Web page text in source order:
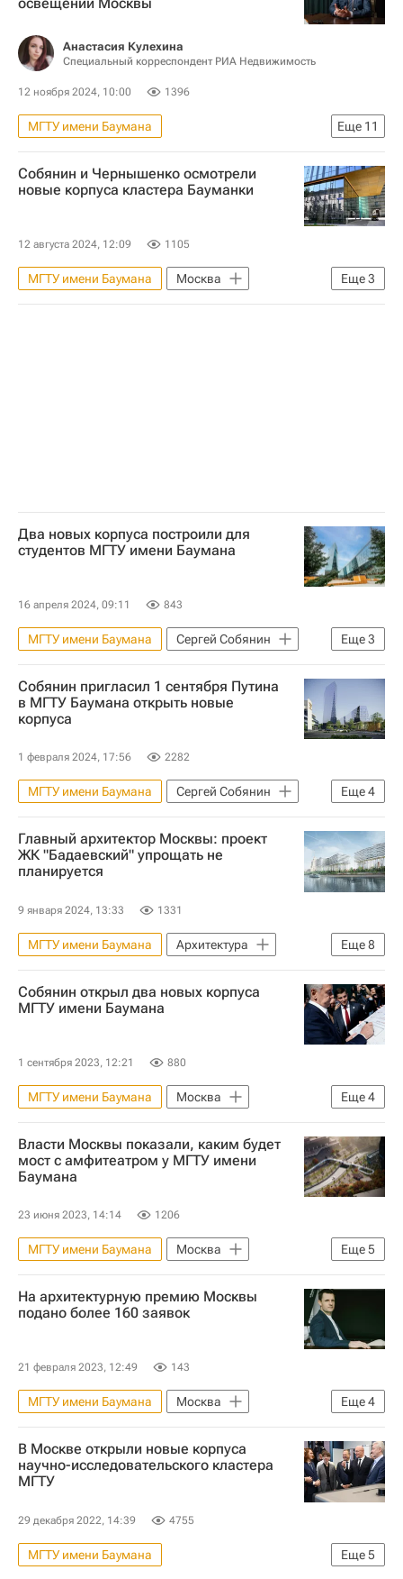
Архитекторы
Третьяковская галерея
Коммунарка (Москва)
Точка зрения – РИА Недвижимость
Анастасия Кулехина
Специальный корреспондент РИА Недвижимость
12 ноября 2024, 10:00 1396
Еще 11
МГТУ имени Баумана
Интервью – РИА Недвижимость
Москва Сегодня: мегаполис для жизни
Комплекс городского хозяйства Москвы
Москва
ЖКХ
Собянин и Чернышенко осмотрели
новые корпуса кластера Бауманки
12 августа 2024, 12:09 1105
Еще3
МГТУ имени Баумана
Москва
Дмитрий Чернышенко
Сергей Собянин
Два новых корпуса построили для
студентов МГТУ имени Баумана
16 апреля 2024, 09:11 843
Еще3
МГТУ имени Баумана
Сергей Собянин
Строительство
Вузы
Инфраструктура
Собянин пригласил 1 сентября Путина
в МГТУ Баумана открыть новые
корпуса
1 февраля 2024, 17:56 2282
Еще4
МГТУ имени Баумана
Сергей Собянин
Владимир Путин
Москва
Россия
Вузы
Главный архитектор Москвы: проект
ЖК "Бадаевский" упрощать не
планируется
9 января 2024, 13:33 1331
Еще8
МГТУ имени Баумана
Архитектура
Архитекторы
Жилье
Москва
Сергей Кузнецов (архитектор)
Девелоперы
Собянин открыл два новых корпуса
МГТУ имени Баумана
1 сентября 2023, 12:21 880
Еще4
МГТУ имени Баумана
Москва
Россия
Сергей Собянин
Вузы
Инфраструктура
Власти Москвы показали, каким будет
мост с амфитеатром у МГТУ имени
Баумана
23 июня 2023, 14:14 1206
Еще5
МГТУ имени Баумана
Москва
Москомархитектура
Сергей Кузнецов (архитектор)
Инфраструктура
На архитектурную премию Москвы
подано более 160 заявок
21 февраля 2023, 12:49 143
Еще4
МГТУ имени Баумана
Москва
Сергей Кузнецов (архитектор)
Москомархитектура
Архитектура
Архитекторы
В Москве открыли новые корпуса
научно-исследовательского кластера
МГТУ
29 декабря 2022, 14:39 4755
Еще5
МГТУ имени Баумана